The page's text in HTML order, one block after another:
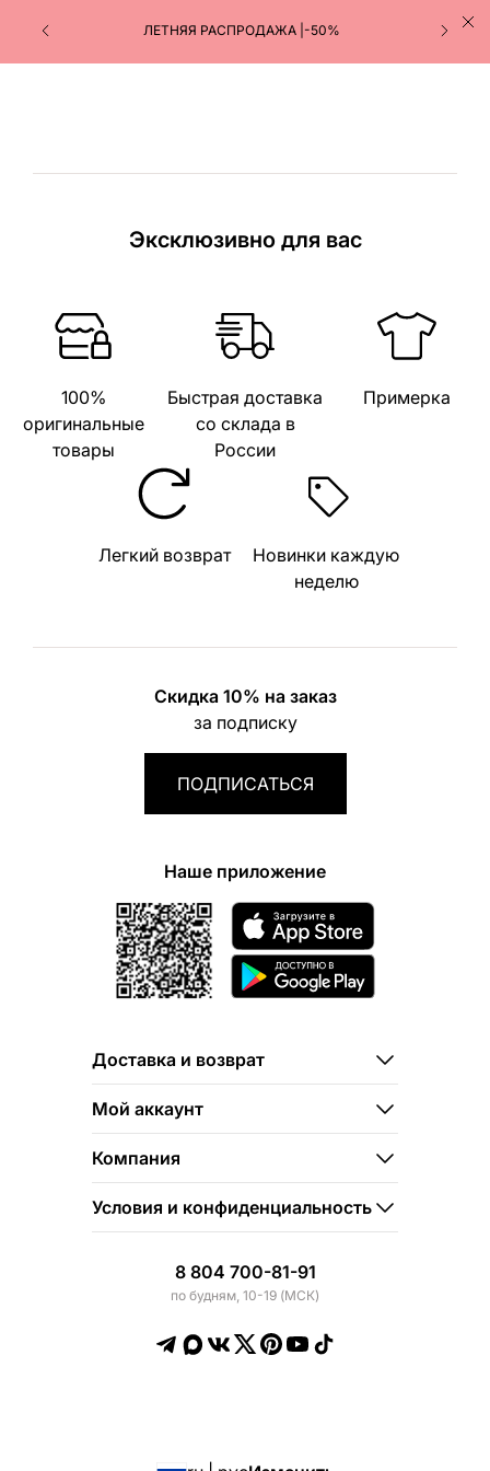
ЛЕТНЯЯ РАСПРОДАЖА |-50%
Эксклюзивно для вас
100%
оригинальные
товары
Быстрая доставка
со склада в
России
Примерка
Легкий возврат
Новинки каждую
неделю
Скидка 10% на заказ
за подписку
ПОДПИСАТЬСЯ
Наше приложение
Доставка и возврат
Мой аккаунт
Компания
Условия и конфиденциальность
8 804 700-81-91
по будням, 10-19 (МСК)